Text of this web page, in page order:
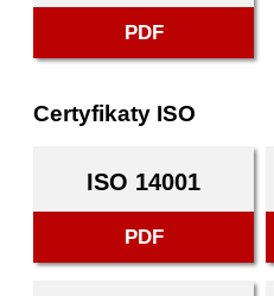
PDF
Certyfikaty ISO
ISO 14001
PDF